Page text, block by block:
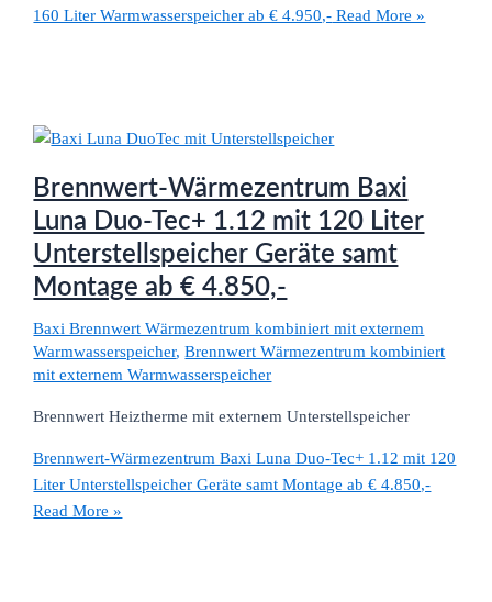
160 Liter Warmwasserspeicher ab € 4.950,- Read More »
Brennwert-Wärmezentrum Baxi
Luna Duo-Tec+ 1.12 mit 120 Liter
Unterstellspeicher Geräte samt
Montage ab € 4.850,-
Baxi Brennwert Wärmezentrum kombiniert mit externem
Warmwasserspeicher,Brennwert Wärmezentrum kombiniert
mit externem Warmwasserspeicher
Brennwert Heiztherme mit externem Unterstellspeicher
Brennwert-Wärmezentrum Baxi Luna Duo-Tec+ 1.12 mit 120
Liter Unterstellspeicher Geräte samt Montage ab € 4.850,-
Read More »